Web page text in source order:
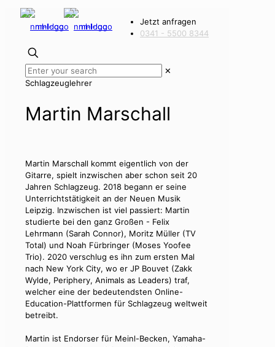
Jetzt anfragen
0341 - 5500 8344
✕
Schlagzeuglehrer
Martin Marschall
Martin Marschall kommt eigentlich von der
Gitarre, spielt inzwischen aber schon seit 20
Jahren Schlagzeug. 2018 begann er seine
Unterrichtstätigkeit an der Neuen Musik
Leipzig. Inzwischen ist viel passiert: Martin
studierte bei den ganz Großen - Felix
Lehrmann (Sarah Connor), Moritz Müller (TV
Total) und Noah Fürbringer (Moses Yoofee
Trio). 2020 verschlug es ihn zum ersten Mal
nach New York City, wo er JP Bouvet (Zakk
Wylde, Periphery, Animals as Leaders) traf,
welcher eine der bedeutendsten Online-
Education-Plattformen für Schlagzeug weltweit
betreibt.
Martin ist Endorser für Meinl-Becken, Yamaha-